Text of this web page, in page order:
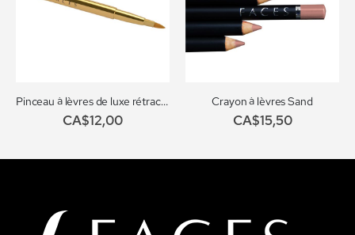
Pinceau à lèvres de luxe rétractable no. 013
CA$12,00
Crayon à lèvres Sand
CA$15,50